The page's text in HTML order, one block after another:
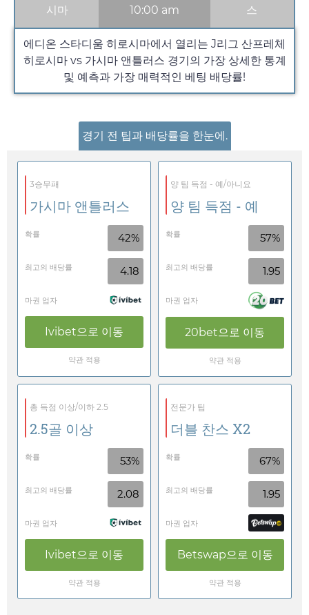
시마
10:00 am
스
에디온 스타디움 히로시마에서 열리는 J리그 산프레체
히로시마 vs 가시마 앤틀러스 경기의 가장 상세한 통계
및 예측과 가장 매력적인 베팅 배당률!
경기 전 팁과 배당률을 한눈에.
3승무패
가시마 앤틀러스
확률 42%
최고의 배당률 4.18
마권 업자
Ivibet으로 이동
약관 적용
양 팀 득점 - 예/아니요
양 팀 득점 - 예
확률 57%
최고의 배당률 1.95
마권 업자
20bet으로 이동
약관 적용
총 득점 이상/이하 2.5
2.5골 이상
확률 53%
최고의 배당률 2.08
마권 업자
Ivibet으로 이동
약관 적용
전문가 팁
더블 찬스 X2
확률 67%
최고의 배당률 1.95
마권 업자
Betswap으로 이동
약관 적용